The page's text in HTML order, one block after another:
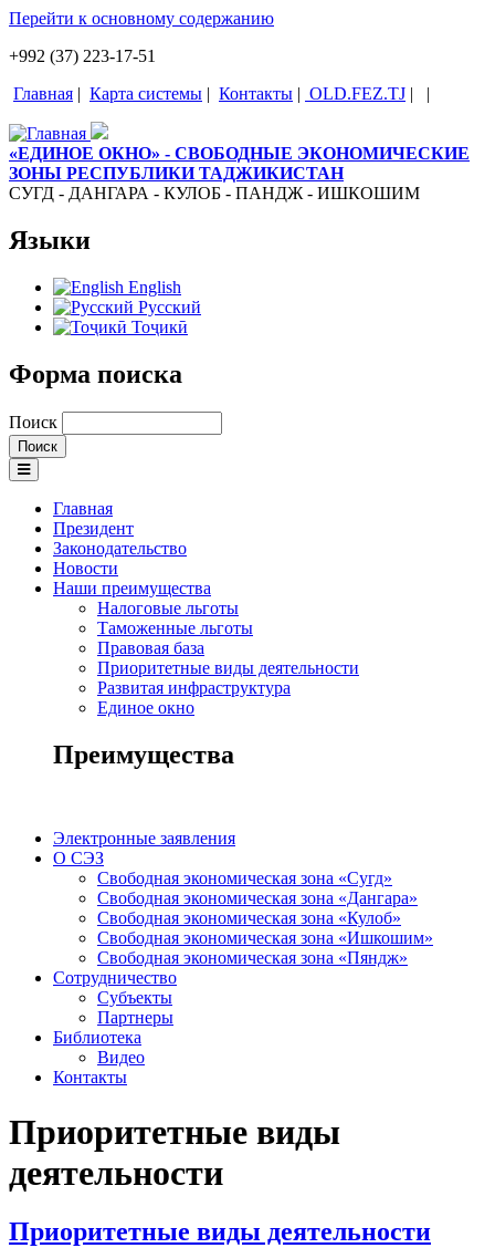
Перейти к основному содержанию
+992 (37) 223-17-51
Главная | Карта системы | Контакты | OLD.FEZ.TJ | |
«ЕДИНОЕ ОКНО» - СВОБОДНЫЕ ЭКОНОМИЧЕСКИЕ
ЗОНЫ РЕСПУБЛИКИ ТАДЖИКИСТАН
СУГД - ДАНГАРА - КУЛОБ - ПАНДЖ - ИШКОШИМ
Языки
English
Русский
Тоҷикӣ
Форма поиска
Поиск
Главная
Президент
Законодательство
Новости
Наши преимущества
Налоговые льготы
Таможенные льготы
Правовая база
Приоритетные виды деятельности
Развитая инфраструктура
Единое окно
Преимущества
Электронные заявления
О СЭЗ
Свободная экономическая зона «Сугд»
Свободная экономическая зона «Дангара»
Свободная экономическая зона «Кулоб»
Свободная экономическая зона «Ишкошим»
Свободная экономическая зона «Пяндж»
Сотрудничество
Субъекты
Партнеры
Библиотека
Видео
Контакты
Приоритетные виды
деятельности
Приоритетные виды деятельности